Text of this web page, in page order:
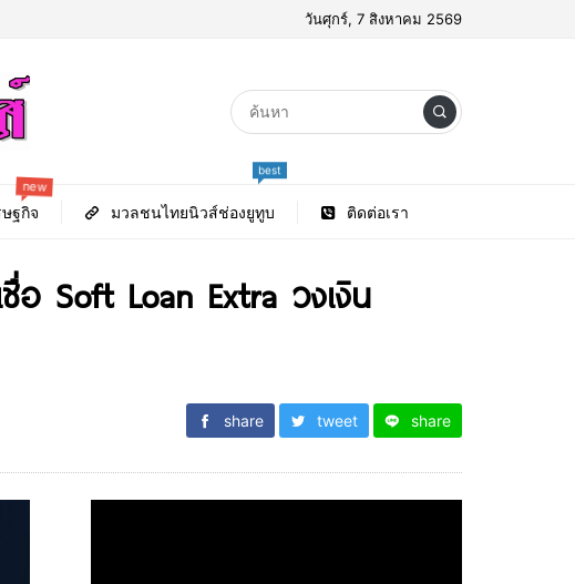
วันศุกร์, 7 สิงหาคม 2569
ฐกิจ
new
มวลชนไทยนิวส์ช่องยูทูบ
best
ติดต่อเรา
อ Soft Loan Extra วงเงิน
share tweet share